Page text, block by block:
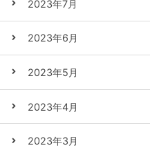
2023年7月
2023年6月
2023年5月
2023年4月
2023年3月